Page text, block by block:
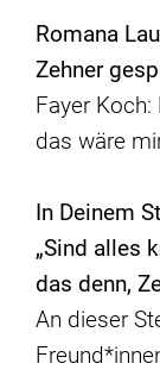
Romana
Zehner
Fayer
das wäre
In Deinem
„Sind alles
das denn,
An dieser